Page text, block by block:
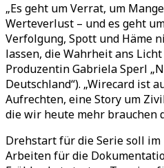
„Es geht um Verrat, um
Werteverlust – und es geht
Verfolgung, Spott und Häme
lassen, die Wahrheit ans
Produzentin Gabriela Sperl
Deutschland“). „Wirecard ist
Aufrechten, eine Story um
die wir heute mehr brauchen
Drehstart für die Serie soll im
Arbeiten für die